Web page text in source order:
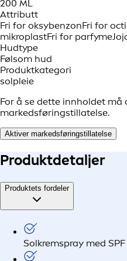
200 ML
Attributt
Fri for oksybenzonFri for
mikroplastFri for parfyme
Hudtype
Følsom hud
Produktkategori
solpleie
For å se dette innholdet må
markedsføringstillatelse.
Aktiver markedsføringstillatelse
Produktdetaljer
Produktets fordeler
Solkremspray med SPF